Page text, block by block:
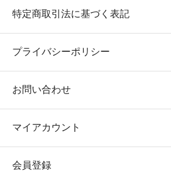
特定商取引法に基づく表記
プライバシーポリシー
お問い合わせ
マイアカウント
会員登録